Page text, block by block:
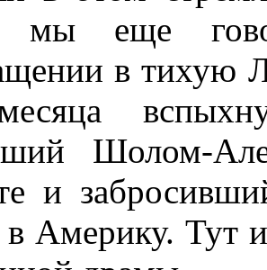
мы еще
в тихую
Шолом-
и
Америку. Тут